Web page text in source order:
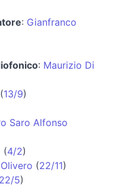
: Gianfranco
: Maurizio Di
(13/9)
Saro Alfonso
(4/2)
(22/11)
22/5)